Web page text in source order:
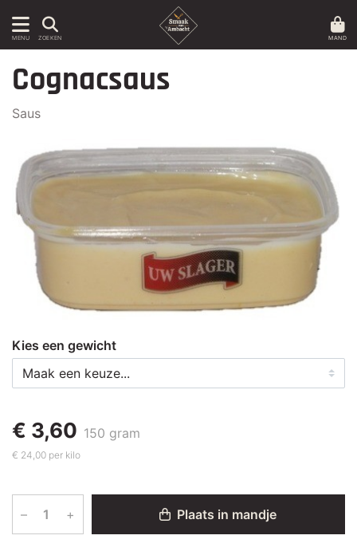
MENU ZOEKEN MAND
Cognacsaus
Saus
Kies een gewicht
€ 3,60 150 gram
€ 24,00 per kilo
– + Plaats in mandje